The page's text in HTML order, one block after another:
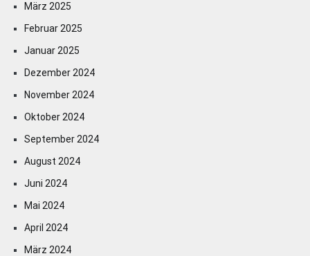
März 2025
Februar 2025
Januar 2025
Dezember 2024
November 2024
Oktober 2024
September 2024
August 2024
Juni 2024
Mai 2024
April 2024
März 2024